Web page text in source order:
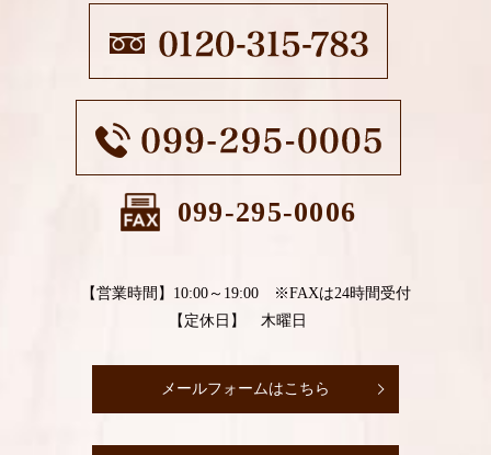
099-295-0006
【営業時間】10:00～19:00 ※FAXは24時間受付
【定休日】 木曜日
メールフォームはこちら